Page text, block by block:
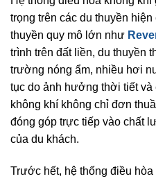
trọng trên các du thuyền
thuyền quy mô lớn như
trình trên đất liền, du thuyền
trường nóng ẩm, nhiều hơi
tục do ảnh hưởng thời tiết và
không khí không chỉ đơn
đóng góp trực tiếp vào chất
của du khách.
Trước hết, hệ thống điều hòa